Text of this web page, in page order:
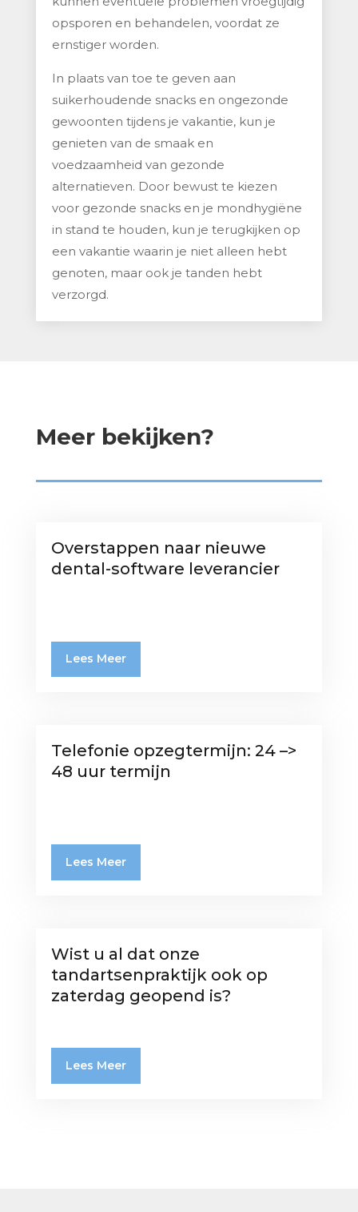
opsporen en behandelen, voordat ze
ernstiger worden.
In plaats van toe te geven aan
suikerhoudende snacks en ongezonde
gewoonten tijdens je vakantie, kun je
genieten van de smaak en
voedzaamheid van gezonde
alternatieven. Door bewust te kiezen
voor gezonde snacks en je mondhygiëne
in stand te houden, kun je terugkijken op
een vakantie waarin je niet alleen hebt
genoten, maar ook je tanden hebt
verzorgd.
Meer bekijken?
Overstappen naar nieuwe
dental-software leverancier
Lees Meer
Telefonie opzegtermijn: 24 –>
48 uur termijn
Lees Meer
Wist u al dat onze
tandartsenpraktijk ook op
zaterdag geopend is?
Lees Meer